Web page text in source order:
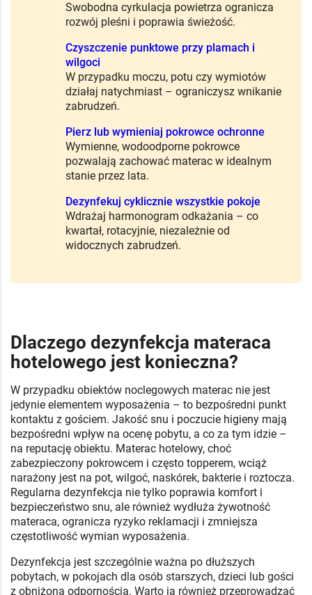
Swobodna cyrkulacja powietrza ogranicza
rozwój pleśni i poprawia świeżość.
Czyszczenie punktowe przy plamach i
wilgoci
W przypadku moczu, potu czy wymiotów
działaj natychmiast – ograniczysz wnikanie
zabrudzeń.
Pierz lub wymieniaj pokrowce ochronne
Wymienne, wodoodporne pokrowce
pozwalają zachować materac w idealnym
stanie przez lata.
Dezynfekuj cyklicznie wszystkie pokoje
Wdrażaj harmonogram odkażania – co
kwartał, rotacyjnie, niezależnie od
widocznych zabrudzeń.
Dlaczego dezynfekcja materaca
hotelowego jest konieczna?
W przypadku obiektów noclegowych materac nie jest
jedynie elementem wyposażenia – to bezpośredni punkt
kontaktu z gościem. Jakość snu i poczucie higieny mają
bezpośredni wpływ na ocenę pobytu, a co za tym idzie –
na reputację obiektu. Materac hotelowy, choć
zabezpieczony pokrowcem i często topperem, wciąż
narażony jest na pot, wilgoć, naskórek, bakterie i roztocza.
Regularna dezynfekcja nie tylko poprawia komfort i
bezpieczeństwo snu, ale również wydłuża żywotność
materaca, ogranicza ryzyko reklamacji i zmniejsza
częstotliwość wymian wyposażenia.
Dezynfekcja jest szczególnie ważna po dłuższych
pobytach, w pokojach dla osób starszych, dzieci lub gości
z obniżoną odpornością. Warto ją również przeprowadzać